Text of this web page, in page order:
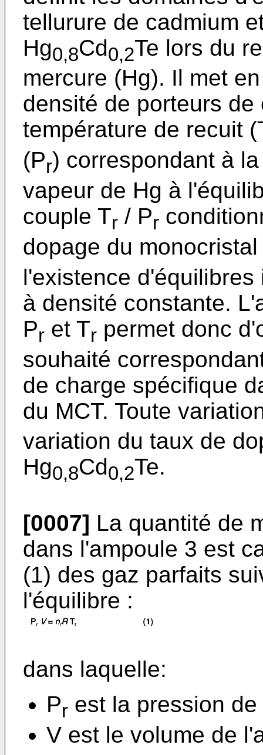
tellurure de cadmium
Hg0,8Cd0,2Te lors du
mercure (Hg). Il met
densité de porteurs
température de recuit
(Pr) correspondant à
vapeur de Hg à
couple Tr / Pr
dopage du monocristal
l'existence
à densité constante.
Pr et Tr permet donc
souhaité
de charge spécifique
du MCT. Toute
variation du taux de
Hg0,8Cd0,2Te.
[0007] La quantité de
dans l'ampoule 3 est
(1) des gaz parfaits
l'équilibre :
dans laquelle:
Pr est la pression
V est le volume de